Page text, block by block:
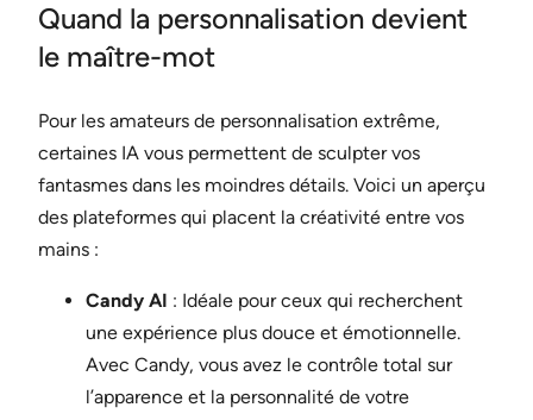
Quand la personnalisation devient
le maître-mot
Pour les amateurs de personnalisation extrême,
certaines IA vous permettent de sculpter vos
fantasmes dans les moindres détails. Voici un aperçu
des plateformes qui placent la créativité entre vos
mains :
Candy AI : Idéale pour ceux qui recherchent
une expérience plus douce et émotionnelle.
Avec Candy, vous avez le contrôle total sur
l’apparence et la personnalité de votre